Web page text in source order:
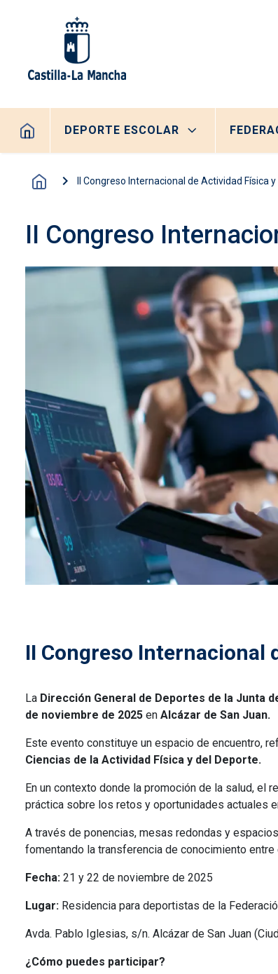
Navegación principal
DEPORTE ESCOLAR
II Congreso Internacional de Actividad Física
II Congreso
II Congreso Internacional
La Dirección General de Deportes de la Junta
de noviembre de 2025 en Alcázar de San Juan.
Este evento constituye un espacio de encuentro,
Ciencias de la Actividad Física y del Deporte.
En un contexto donde la promoción de la salud, el
práctica sobre los retos y oportunidades actuales
A través de ponencias, mesas redondas y
fomentando la transferencia de conocimiento
Fecha: 21 y 22 de noviembre de 2025
Lugar: Residencia para deportistas de la
Avda. Pablo Iglesias, s/n. Alcázar de San Juan
¿Cómo puedes participar?